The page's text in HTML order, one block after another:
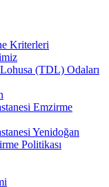
Kriterleri
(TDL) Odaları
Emzirme
Yenidoğan
Politikası